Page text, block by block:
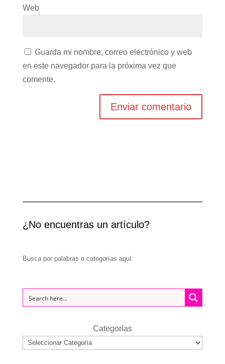
Web
Guarda mi nombre, correo electrónico y web
en este navegador para la próxima vez que
comente.
¿No encuentras un artículo?
Busca por palabras o categorías aquí
Categorías